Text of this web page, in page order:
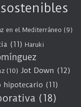
en el Mediterráneo (9)
(11) Haruki
(10) Jot Down (12)
hipotecario (11)
(18)